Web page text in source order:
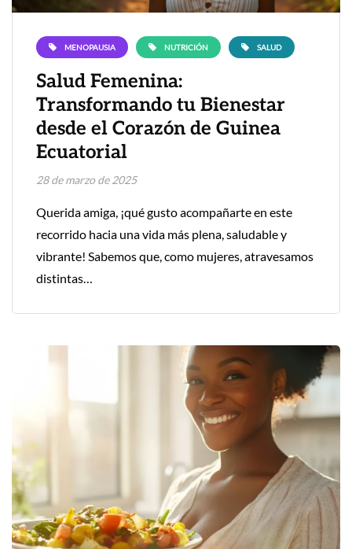
MENOPAUSIA NUTRICIÓN SALUD
Salud Femenina:
Transformando tu Bienestar
desde el Corazón de Guinea
Ecuatorial
28 de marzo de 2025
Querida amiga, ¡qué gusto acompañarte en este
recorrido hacia una vida más plena, saludable y
vibrante! Sabemos que, como mujeres, atravesamos
distintas…